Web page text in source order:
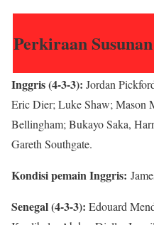
Perkiraan
Inggris (4-3-3): Jordan
Eric Dier; Luke Shaw; Mason
Bellingham; Bukayo Saka,
Gareth Southgate.
Kondisi pemain Inggris:
Senegal (4-3-3): Edouard